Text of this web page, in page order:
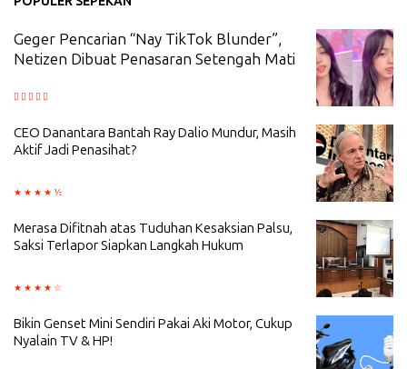
Geger Pencarian “Nay TikTok Blunder”,
Netizen Dibuat Penasaran Setengah Mati
CEO Danantara Bantah Ray Dalio Mundur, Masih
Aktif Jadi Penasihat?
Merasa Difitnah atas Tuduhan Kesaksian Palsu,
Saksi Terlapor Siapkan Langkah Hukum
Bikin Genset Mini Sendiri Pakai Aki Motor, Cukup
Nyalain TV & HP!